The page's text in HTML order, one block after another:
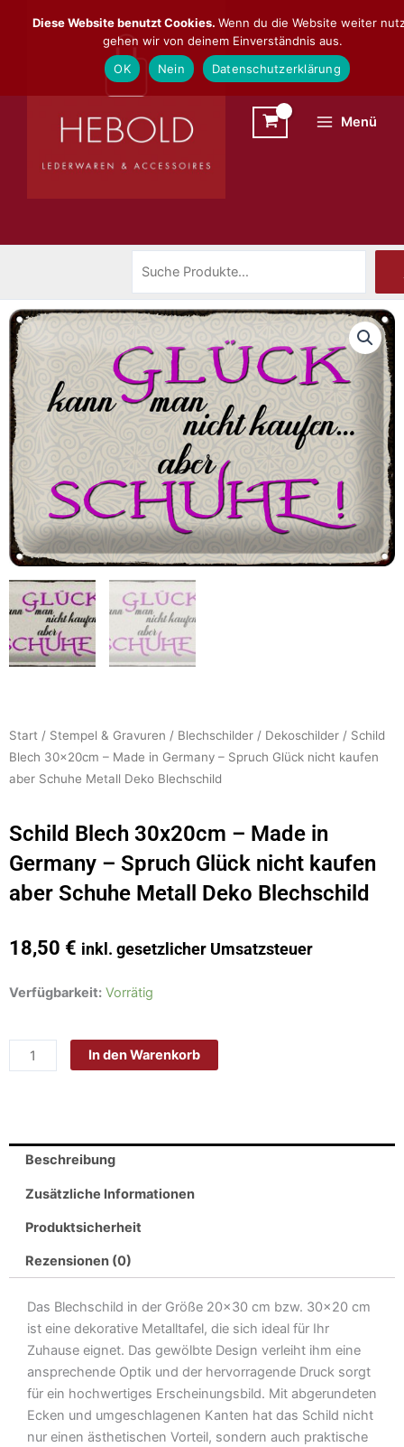
Inhalt
Menü
Start / Stempel & Gravuren / Blechschilder / Dekoschilder / Schild
Blech 30x20cm – Made in Germany – Spruch Glück nicht kaufen
aber Schuhe Metall Deko Blechschild
Schild Blech 30x20cm – Made in
Germany – Spruch Glück nicht kaufen
aber Schuhe Metall Deko Blechschild
18,50 € inkl. gesetzlicher Umsatzsteuer
Verfügbarkeit: Vorrätig
Schild
-
Spruch
Glück
kaufen
aber
Schuhe
Deko
Blechschild
Menge
In den Warenkorb
Beschreibung
Zusätzliche Informationen
Produktsicherheit
Rezensionen (0)
Das Blechschild in der Größe 20×30 cm bzw. 30×20 cm
ist eine dekorative Metalltafel, die sich ideal für Ihr
Zuhause eignet. Das gewölbte Design verleiht ihm eine
ansprechende Optik und der hervorragende Druck sorgt
für ein hochwertiges Erscheinungsbild. Mit abgerundeten
Ecken und umgeschlagenen Kanten hat das Schild nicht
nur einen ästhetischen Vorteil, sondern auch praktische
Diese Website benutzt Cookies. Wenn du die Website weiter
gehen wir von deinem Einverständnis aus.
OK
Nein Datenschutzerklärung